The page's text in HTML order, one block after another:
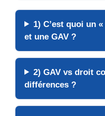
1) C’est quoi un
et une GAV ?
2) GAV vs droit
différences ?